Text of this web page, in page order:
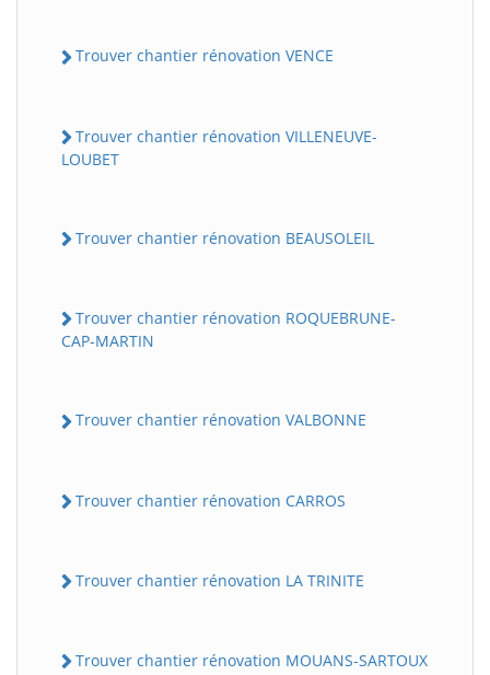
Trouver chantier rénovation VENCE
Trouver chantier rénovation VILLENEUVE-
LOUBET
Trouver chantier rénovation BEAUSOLEIL
Trouver chantier rénovation ROQUEBRUNE-
CAP-MARTIN
Trouver chantier rénovation VALBONNE
Trouver chantier rénovation CARROS
Trouver chantier rénovation LA TRINITE
Trouver chantier rénovation MOUANS-SARTOUX